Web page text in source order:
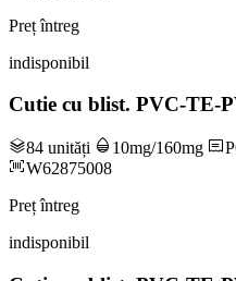
Preț întreg
indisponibil
Cutie cu blist. PVC-TE-
84 unități 10mg/160mg
W62875008
Preț întreg
indisponibil